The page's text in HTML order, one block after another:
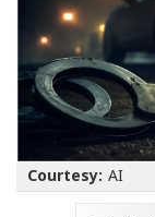
Courtesy: AI